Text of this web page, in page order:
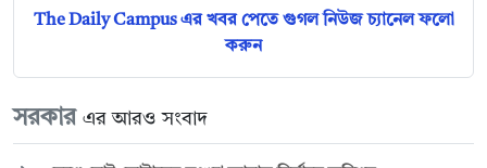
The Daily Campus এর খবর পেতে গুগল নিউজ চ্যানেল ফলো
করুন
সরকার এর আরও সংবাদ